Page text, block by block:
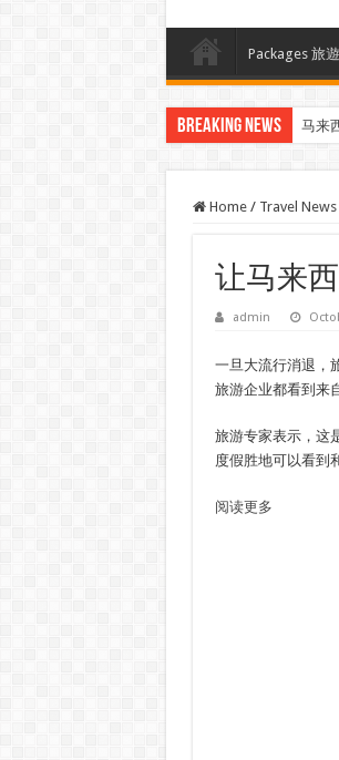
Packages 旅
Breaking News 马来
Home / Travel News
让马来
admin
一旦大流行消退，
旅游企业都看到来
旅游专家表示，这
度假胜地可以看到
阅读更多